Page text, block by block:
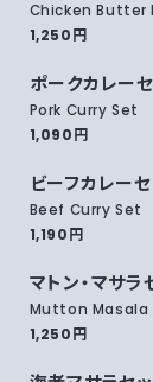
Chicken Butter
1,250円
ポークカレー
Pork Curry Set
1,090円
ビーフカレーセ
Beef Curry Set
1,190円
マトン・マサラ
Mutton Masala
1,250円